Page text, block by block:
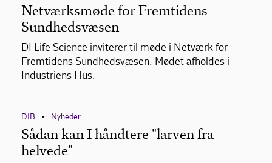
Netværksmøde for Fremtidens
Sundhedsvæsen
DI Life Science inviterer til møde i Netværk for
Fremtidens Sundhedsvæsen. Mødet afholdes i
Industriens Hus.
DIB • Nyheder
Sådan kan I håndtere "larven fra
helvede"